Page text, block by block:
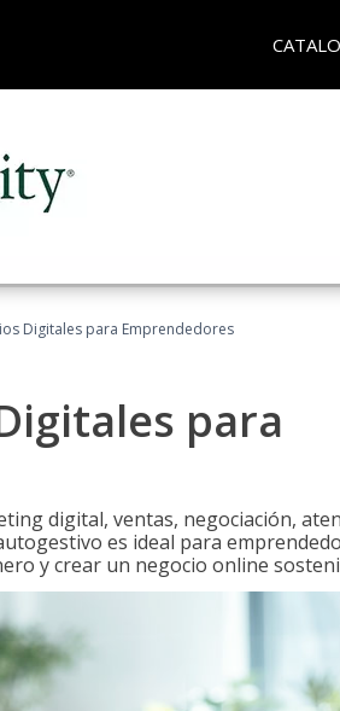
Digitales para Emprendedores
para
digital, ventas, negociación,
es ideal para
y crear un negocio online